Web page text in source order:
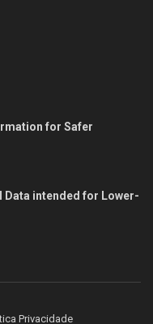
for Safer
Data intended for Lower-
Privacidade